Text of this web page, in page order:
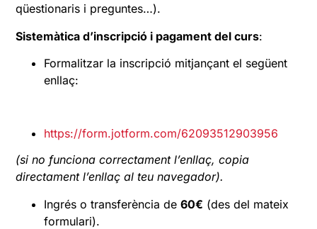
qüestionaris i preguntes…).
Sistemàtica d’inscripció i pagament del curs:
Formalitzar la inscripció mitjançant el següent
enllaç:
https://form.jotform.com/62093512903956
(si no funciona correctament l’enllaç, copia
directament l’enllaç al teu navegador).
Ingrés o transferència de60€ (des del mateix
formulari).